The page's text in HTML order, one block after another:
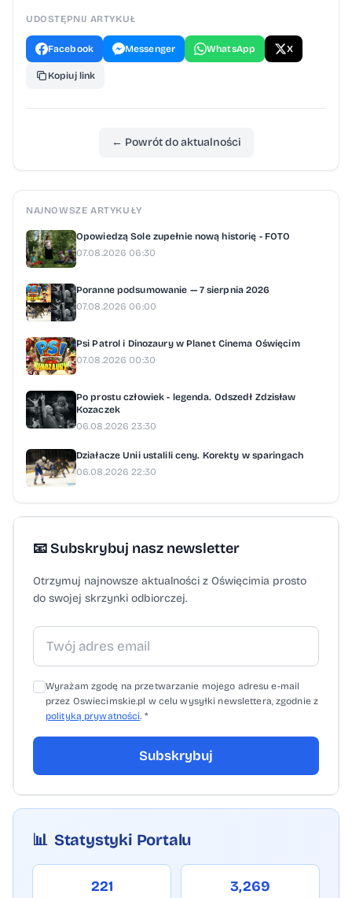
UDOSTĘPNIJ ARTYKUŁ
Facebook Messenger WhatsApp X
Kopiuj link
← Powrót do aktualności
NAJNOWSZE ARTYKUŁY
Opowiedzą Sole zupełnie nową historię - FOTO
07.08.2026 06:30
Poranne podsumowanie — 7 sierpnia 2026
07.08.2026 06:00
Psi Patrol i Dinozaury w Planet Cinema Oświęcim
07.08.2026 00:30
Po prostu człowiek - legenda. Odszedł Zdzisław
Kozaczek
06.08.2026 23:30
Działacze Unii ustalili ceny. Korekty w sparingach
06.08.2026 22:30
📧 Subskrybuj nasz newsletter
Otrzymuj najnowsze aktualności z Oświęcimia prosto
do swojej skrzynki odbiorczej.
Wyrażam zgodę na przetwarzanie mojego adresu e-mail
przez Oswiecimskie.pl w celu wysyłki newslettera, zgodnie z
polityką prywatności. *
Subskrybuj
📊 Statystyki Portalu
221 3,269